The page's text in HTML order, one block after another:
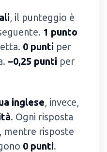
, il punteggio è
1 punto
0 punti per
−0,25 punti per
inglese, invece,
. Ogni risposta
, mentre risposte
0 punti.